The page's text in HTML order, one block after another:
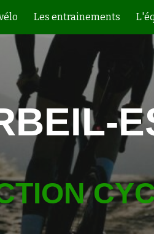
contentLes entrainements